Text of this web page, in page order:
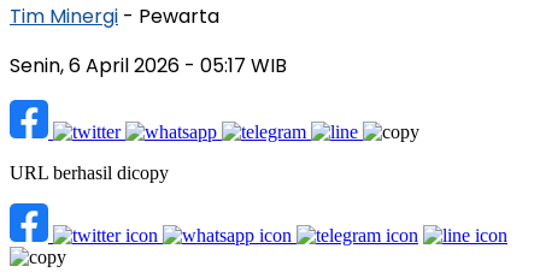
Tim Minergi - Pewarta
Senin, 6 April 2026 - 05:17 WIB
URL berhasil dicopy